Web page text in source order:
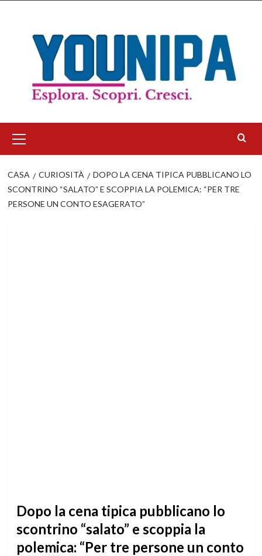
contenuto
principale
CASA CURIOSITÀ
DOPO LA CENA TIPICA PUBBLICANO LO
SCONTRINO “SALATO” E SCOPPIA LA POLEMICA: “PER TRE
PERSONE UN CONTO ESAGERATO”
Dopo la cena tipica pubblicano lo
scontrino “salato” e scoppia la
polemica: “Per tre persone un conto